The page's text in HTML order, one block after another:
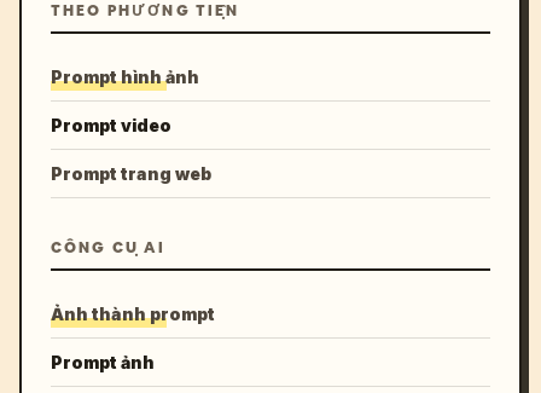
THEO PHƯƠNG TIỆN
Prompt hình ảnh
Prompt video
Prompt trang web
CÔNG CỤ AI
Ảnh thành prompt
Prompt ảnh